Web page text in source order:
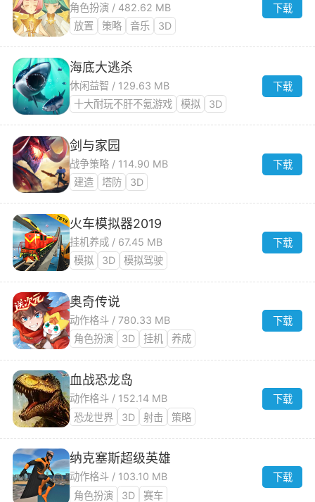
角色扮演 / 482.62 MB
放置
策略 音乐 3D
下载
海底大逃杀
休闲益智 / 129.63 MB
十大耐玩不肝不氪游戏
模拟 3D
下载
剑与家园
战争策略 / 114.90 MB
建造
塔防 3D
下载
火车模拟器2019
挂机养成 / 67.45 MB
模拟
3D 模拟驾驶
下载
奥奇传说
动作格斗 / 780.33 MB
角色扮演
3D 挂机 养成
下载
血战恐龙岛
动作格斗 / 152.14 MB
恐龙世界
3D 射击 策略
下载
纳克塞斯超级英雄
动作格斗 / 103.10 MB
角色扮演
3D 赛车
下载